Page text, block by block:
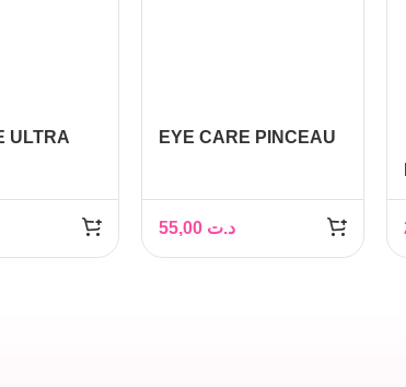
ULTRA
EYE CARE PINCEAU
د.ت